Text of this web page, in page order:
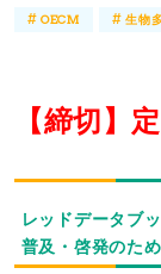
#OECM #生物
【締切】
レッドデータブ
普及・啓発のた